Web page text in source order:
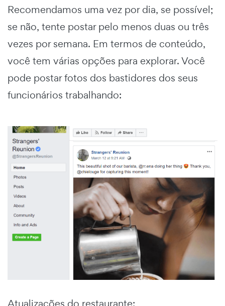
Recomendamos uma vez por dia, se possível;
se não, tente postar pelo menos duas ou três
vezes por semana. Em termos de conteúdo,
você tem várias opções para explorar. Você
pode postar fotos dos bastidores dos seus
funcionários trabalhando: